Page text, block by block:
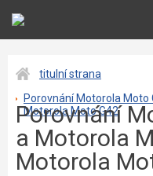
titulní strana
Porovnání Motorola Moto
Motorola Moto G42
Porovnání
a Motorola
Motorola